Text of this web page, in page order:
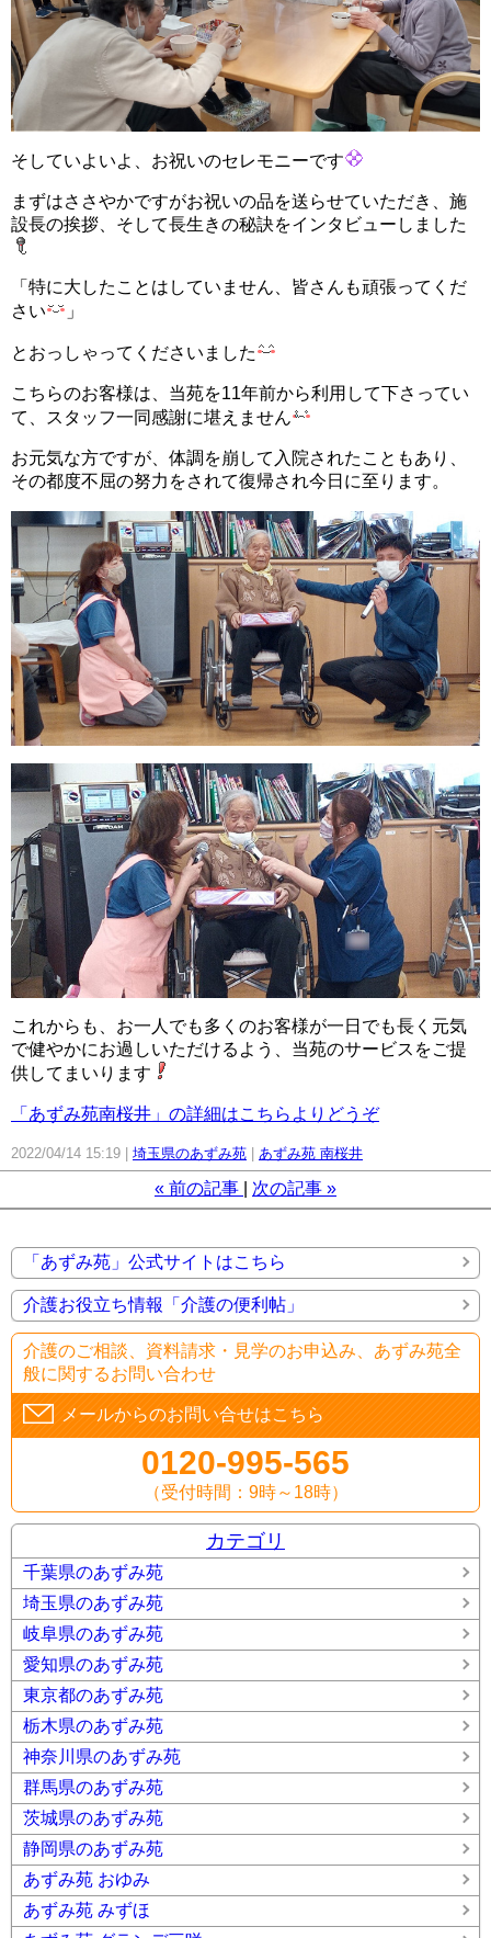
そしていよいよ、お祝いのセレモニーです
まずはささやかですがお祝いの品を送らせていただき、施
設長の挨拶、そして長生きの秘訣をインタビューしました
「特に大したことはしていません、皆さんも頑張ってくだ
さい
」
とおっしゃってくださいました
こちらのお客様は、当苑を11年前から利用して下さってい
て、スタッフ一同感謝に堪えません
お元気な方ですが、体調を崩して入院されたこともあり、
その都度不屈の努力をされて復帰され今日に至ります。
これからも、お一人でも多くのお客様が一日でも長く元気
で健やかにお過しいただけるよう、当苑のサービスをご提
供してまいります
「あずみ苑南桜井」の詳細はこちらよりどうぞ
2022/04/14 15:19 埼玉県のあずみ苑 あずみ苑 南桜井
« 前の記事 次の記事 »
「あずみ苑」公式サイトはこちら
介護お役立ち情報「介護の便利帖」
介護のご相談、資料請求・見学のお申込み、あずみ苑全
般に関するお問い合わせ
メールからのお問い合せはこちら
0120-995-565
（受付時間：9時～18時）
カテゴリ
千葉県のあずみ苑
埼玉県のあずみ苑
岐阜県のあずみ苑
愛知県のあずみ苑
東京都のあずみ苑
栃木県のあずみ苑
神奈川県のあずみ苑
群馬県のあずみ苑
茨城県のあずみ苑
静岡県のあずみ苑
あずみ苑 おゆみ
あずみ苑 みずほ